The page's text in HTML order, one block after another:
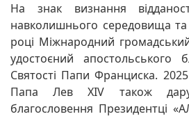
На знак визнання
навколишнього середовища та
році Міжнародний
удостоєний апостольського
Святості Папи Франциска.
Папа Лев XIV також
благословення Президентці